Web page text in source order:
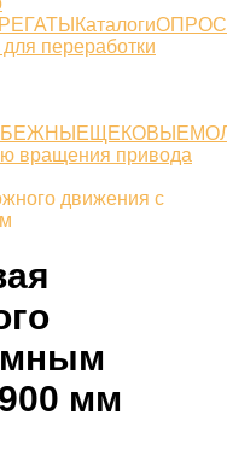
Каталоги
переработки
ЩЕКОВЫЕ
вращения привода
движения с
мм